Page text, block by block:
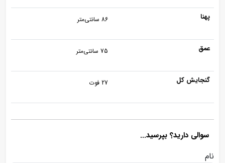
پهنا 86 سانتی‌متر
عمق 75 سانتی‌متر
گنجایش کل 27 فوت
سوالی دارید؟ بپرسید...
نام